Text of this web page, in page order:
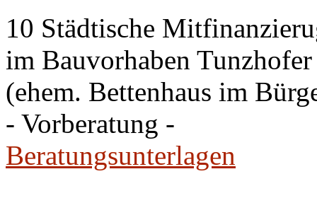
10 Städtische
im Bauvorhaben
(ehem. Bettenhaus im
- Vorberatung -
Beratungsunterlagen